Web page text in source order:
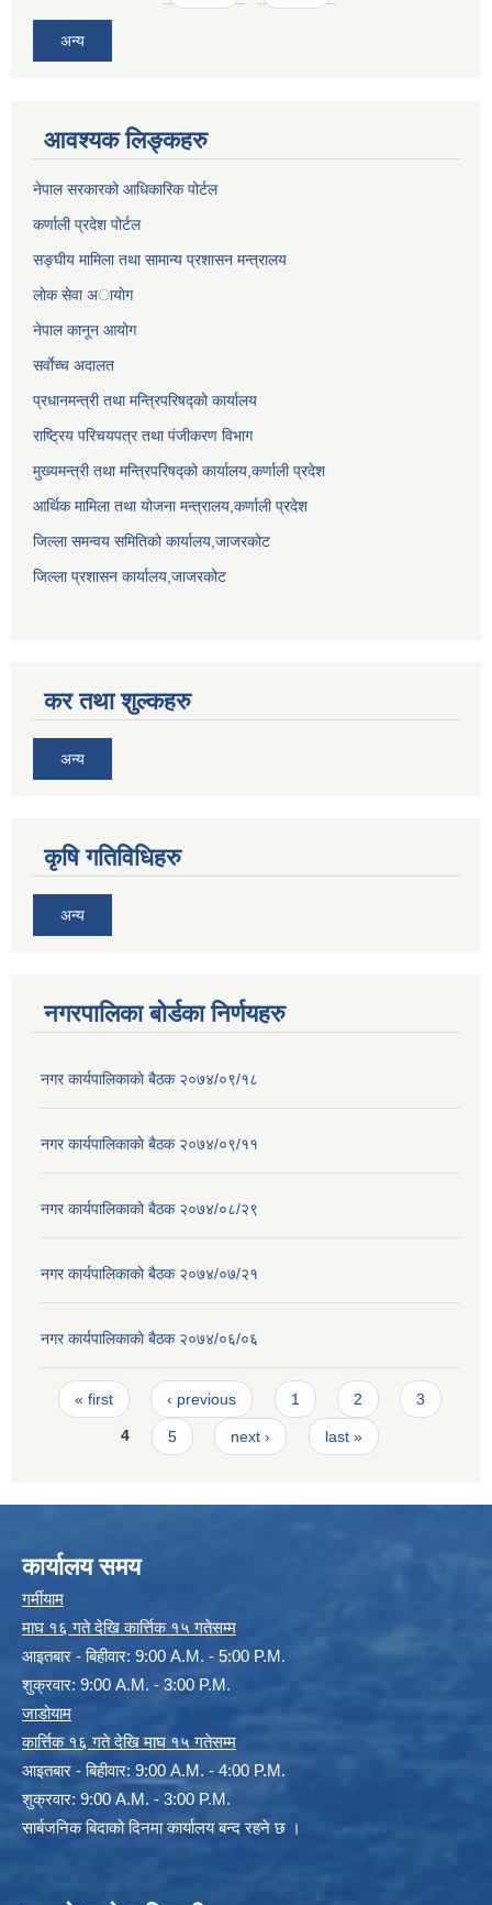
अन्य
आवश्यक लिङ्कहरु
नेपाल सरकारको आधिकारिक पोर्टल
कर्णाली प्रदेश पोर्टल
सङ्घीय मामिला तथा सामान्य प्रशासन मन्त्रालय
लाेक सेवा अायाेग
नेपाल कानून आयोग
सर्वाेच्च अदालत
प्रधानमन्त्री तथा मन्त्रिपरिषद्को कार्यालय
राष्ट्रिय परिचयपत्र तथा पंजीकरण विभाग
मुख्यमन्त्री तथा मन्त्रिपरिषद्को कार्यालय,कर्णाली प्रदेश
आर्थिक मामिला तथा योजना मन्त्रालय,कर्णाली प्रदेश
जिल्ला समन्वय समितिको कार्यालय,जाजरकाेट
जिल्ला प्रशासन कार्यालय,जाजरकोट
कर तथा शुल्कहरु
अन्य
कृषि गतिविधिहरु
अन्य
नगरपालिका बोर्डका निर्णयहरु
नगर कार्यपालिकाकाे बैठक २०७४/०९/१८
नगर कार्यपालिकाकाे बैठक २०७४/०९/११
नगर कार्यपालिकाकाे बैठक २०७४/०८/२९
नगर कार्यपालिकाकाे बैठक २०७४/०७/२१
नगर कार्यपालिकाकाे बैठक २०७४/०६/०६
Pages
« first ‹ previous 1 2 3
4 5 next › last »
कार्यालय समय
गर्मीयाम
माघ १६ गते देखि कार्त्तिक १५ गतेसम्म
आइतबार - बिहीवार: 9:00 A.M. - 5:00 P.M.
शुक्रवार: 9:00 A.M. - 3:00 P.M.
जाडोयाम
कार्त्तिक १६ गते देखि माघ १५ गतेसम्म
आइतबार - बिहीवार: 9:00 A.M. - 4:00 P.M.
शुक्रवार: 9:00 A.M. - 3:00 P.M.
सार्बजनिक बिदाको दिनमा कार्यालय बन्द रहने छ ।